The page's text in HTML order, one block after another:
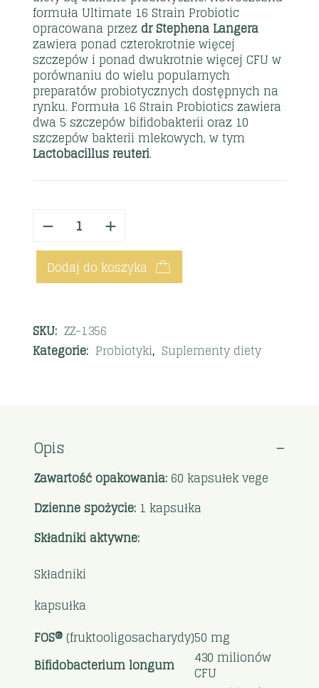
formuła Ultimate 16 Strain Probiotic
opracowana przezdr Stephena Langera
zawiera ponad czterokrotnie więcej
szczepów i ponad dwukrotnie więcej CFU w
porównaniu do wielu popularnych
preparatów probiotycznych dostępnych na
rynku. Formuła 16 Strain Probiotics zawiera
dwa 5 szczepów bifidobakterii oraz 10
szczepów bakterii mlekowych, w tym
Lactobacillus reuteri.
Dodaj do koszyka
SKU: ZZ-1356
Kategorie: Probiotyki, Suplementy diety
Opis
Zawartość opakowania:60 kapsułek vege
Dzienne spożycie: 1 kapsułka
Składniki aktywne:
Składniki
kapsułka
FOS®(fruktooligosacharydy)50 mg
Bifidobacterium longum
430 milionów
CFU